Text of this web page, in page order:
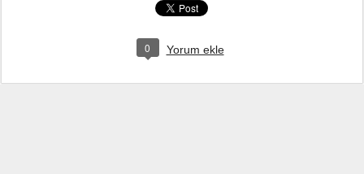
0 Yorum ekle